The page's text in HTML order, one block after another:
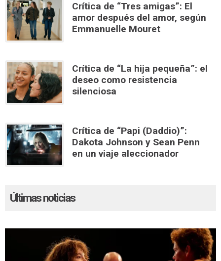
Crítica de “Tres amigas”: El
amor después del amor, según
Emmanuelle Mouret
Crítica de “La hija pequeña”: el
deseo como resistencia
silenciosa
Crítica de “Papi (Daddio)”:
Dakota Johnson y Sean Penn
en un viaje aleccionador
Últimas noticias